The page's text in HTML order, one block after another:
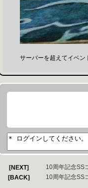
サーバーを超えてイベン
[NEXT]
10周年記念SS
[BACK]
10周年記念SS